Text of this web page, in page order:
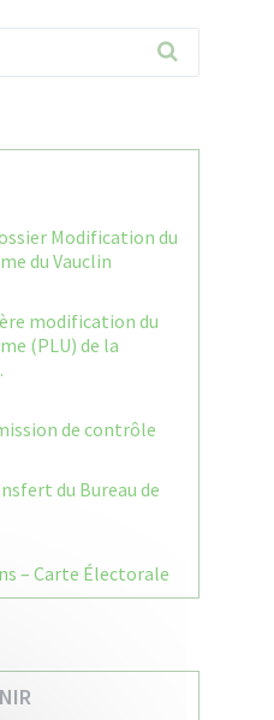
Modification du
du Vauclin
modification du
(PLU) de la
de contrôle
du Bureau de
– Carte Électorale